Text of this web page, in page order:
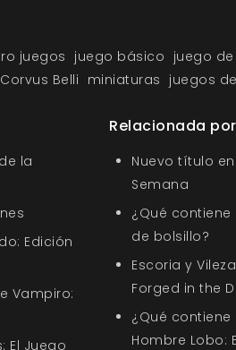
juegos juego básico juego de
Corvus Belli miniaturas juegos
la
Edición
Vampiro:
El Juego
Relacionada
Nuevo título
Semana
¿Qué contiene
de bolsillo?
Escoria y
Forged in the
¿Qué
Hombre Lobo: